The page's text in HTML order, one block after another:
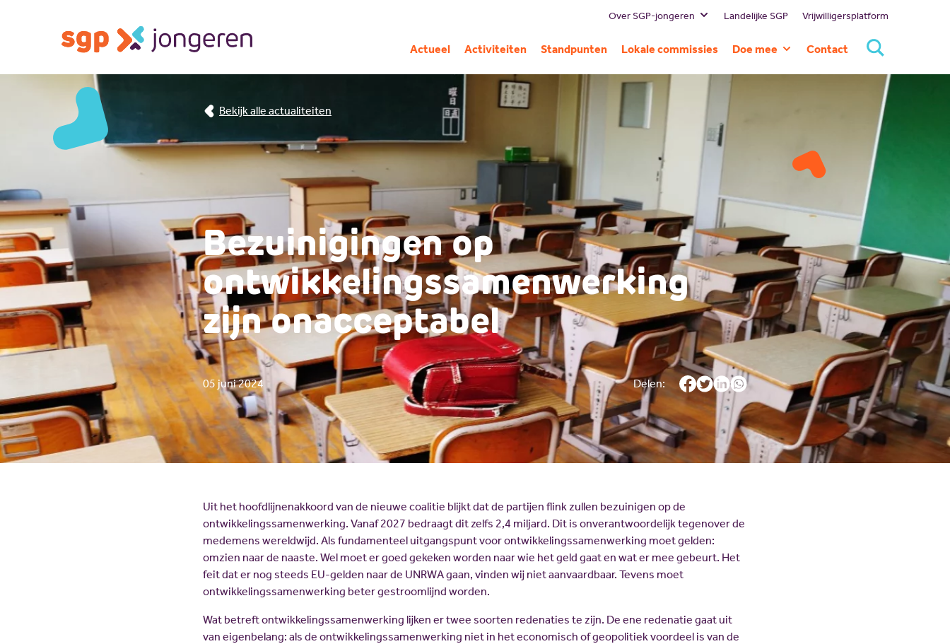
Over SGP-jongeren
Bestuur
Geschiedenis
Commissies
Landelijke SGP Vrijwilligersplatform
Actueel Activiteiten Standpunten Lokale commissies Doe mee
Lid worden
Vacatures
Scholing
Nieuw politiek talent
Gastlessen
Activiteitenkalender
Spreekbeurtpakket
JV Pakket
Contact
Bekijk alle actualiteiten
Bezuinigingen op
ontwikkelings­samenwerking
zijn onacceptabel
05 juni 2024 Delen:
Uit het hoofdlijnenakkoord van de nieuwe coalitie blijkt dat de partijen flink zullen bezuinigen op de
ontwikkelingssamenwerking. Vanaf 2027 bedraagt dit zelfs 2,4 miljard. Dit is onverantwoordelijk tegenover de
medemens wereldwijd. Als fundamenteel uitgangspunt voor ontwikkelingssamenwerking moet gelden:
omzien naar de naaste. Wel moet er goed gekeken worden naar wie het geld gaat en wat er mee gebeurt. Het
feit dat er nog steeds EU-gelden naar de UNRWA gaan, vinden wij niet aanvaardbaar. Tevens moet
ontwikkelingssamenwerking beter gestroomlijnd worden.
Wat betreft ontwikkelingssamenwerking lijken er twee soorten redenaties te zijn. De ene redenatie gaat uit
van eigenbelang: als de ontwikkelingssamenwerking niet in het economisch of geopolitiek voordeel is van de